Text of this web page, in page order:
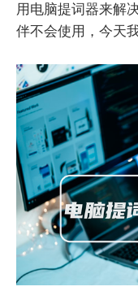
用电脑提词器来解
伴不会使用，今天